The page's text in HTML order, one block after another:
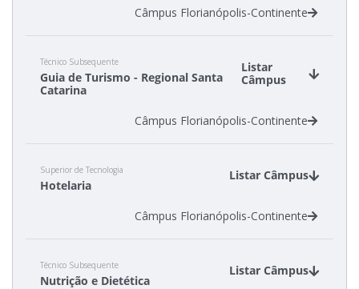
Câmpus Florianópolis-Continente
Técnico Subsequente
Guia de Turismo - Regional Santa
Catarina
Listar
Câmpus
Câmpus Florianópolis-Continente
Superior de Tecnologia
Hotelaria
Listar Câmpus
Câmpus Florianópolis-Continente
Técnico Subsequente
Nutrição e Dietética
Listar Câmpus